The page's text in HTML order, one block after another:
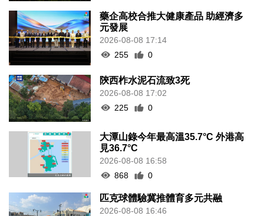
藥企高校合推大健康產品 助經濟多
元發展
2026-08-08 17:14
255
0
陝西柞水泥石流致3死
2026-08-08 17:02
225
0
大潭山錄今年最高溫35.7°C 外港高
見36.7°C
2026-08-08 16:58
868
0
匹克球體驗冀推體育多元共融
2026-08-08 16:46